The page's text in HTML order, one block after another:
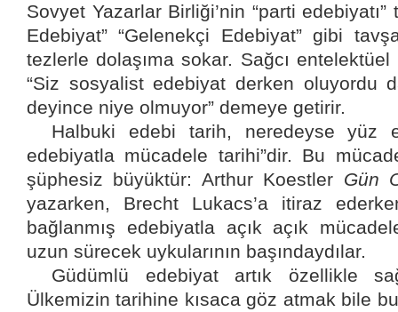
Sovyet Yazarlar Birliği’nin “parti
Edebiyat” “Gelenekçi Edebiyat” gibi
tezlerle dolaşıma sokar. Sağcı
“Siz sosyalist edebiyat derken oluyordu
deyince niye olmuyor” demeye getirir.
Halbuki edebi tarih, neredeyse yüz
edebiyatla mücadele tarihi”dir. Bu
şüphesiz büyüktür: Arthur Koestler Gün
yazarken, Brecht Lukacs’a itiraz
bağlanmış edebiyatla açık açık
uzun sürecek uykularının başındaydılar.
Güdümlü edebiyat artık özellikle
Ülkemizin tarihine kısaca göz atmak bile